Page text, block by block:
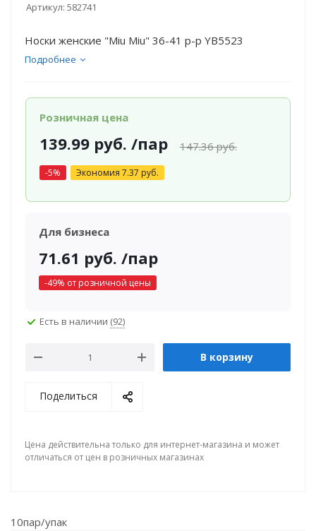
Артикул: 582741
Носки женские "Miu Miu" 36-41 р-р YB5523
Подробнее
Розничная цена
139.99руб. /пар 147.36руб.
-5% Экономия 7.37 руб.
Для бизнеса
71.61 руб. /пар
-49% от розничной цены
Есть в наличии (92)
В корзину
Поделиться
Цена действительна только для интернет-магазина и может
отличаться от цен в розничных магазинах
10пар/упак